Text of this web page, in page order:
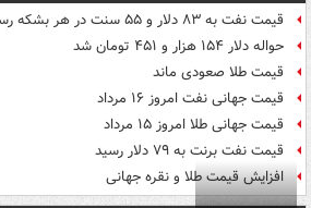
قیمت نفت به ۸۳ دلار و ۵۵ سنت در هر بشکه رسید
حواله دلار ۱۵۴ هزار و ۴۵۱ تومان شد
قیمت طلا صعودی ماند
قیمت جهانی نفت امروز ۱۶ مرداد
قیمت جهانی طلا امروز ۱۵ مرداد
قیمت نفت برنت به ۷۹ دلار رسید
افزایش قیمت طلا و نقره جهانی